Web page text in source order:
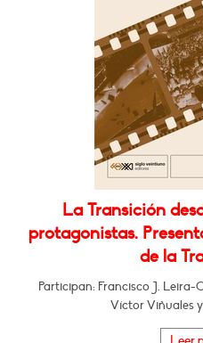
La Transición
protagonistas.
de la
Participan: Francisco J.
Víctor Viñuales